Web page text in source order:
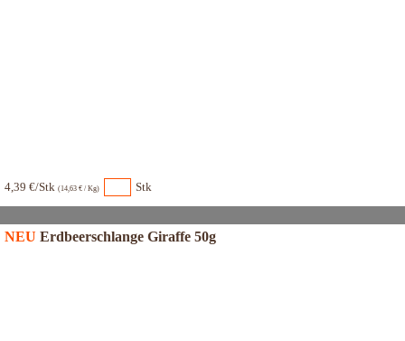
4,39 €/Stk (14,63 € / Kg) Stk
NEU Erdbeerschlange Giraffe 50g